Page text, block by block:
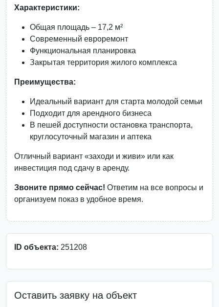
Характеристики:
Общая площадь – 17,2 м²
Современный евроремонт
Функциональная планировка
Закрытая территория жилого комплекса
Преимущества:
Идеальный вариант для старта молодой семьи
Подходит для арендного бизнеса
В пешей доступности остановка транспорта,
круглосуточный магазин и аптека
Отличный вариант «заходи и живи» или как
инвестиция под сдачу в аренду.
Звоните прямо сейчас! Ответим на все вопросы и
организуем показ в удобное время.
ID объекта: 251208
Оставить заявку на объект